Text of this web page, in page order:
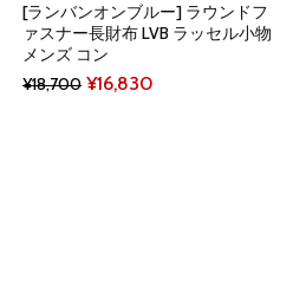
[ランバンオンブルー] ラウンドフ
ァスナー長財布 LVB ラッセル小物
メンズ コン
¥18,700 Original
¥16,830